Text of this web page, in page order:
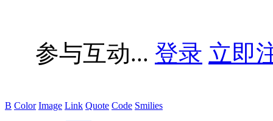
参与互动... 登录 立即
B Color Image Link Quote Code Smilies